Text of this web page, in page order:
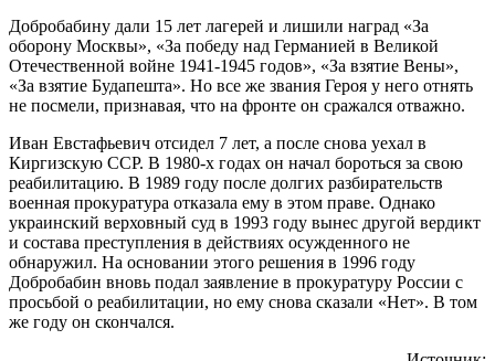
Добробабину дали 15 лет лагерей и лишили наград «За
оборону Москвы», «За победу над Германией в Великой
Отечественной войне 1941-1945 годов», «За взятие Вены»,
«За взятие Будапешта». Но все же звания Героя у него отнять
не посмели, признавая, что на фронте он сражался отважно.
Иван Евстафьевич отсидел 7 лет, а после снова уехал в
Киргизскую ССР. В 1980-х годах он начал бороться за свою
реабилитацию. В 1989 году после долгих разбирательств
военная прокуратура отказала ему в этом праве. Однако
украинский верховный суд в 1993 году вынес другой вердикт
и состава преступления в действиях осужденного не
обнаружил. На основании этого решения в 1996 году
Добробабин вновь подал заявление в прокуратуру России с
просьбой о реабилитации, но ему снова сказали «Нет». В том
же году он скончался.